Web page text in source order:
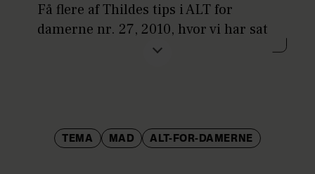
Få flere af Thildes tips i ALT for
damerne nr. 27, 2010, hvor vi har sat
hende i stævne i vores
TEMA MAD ALT-FOR-DAMERNE